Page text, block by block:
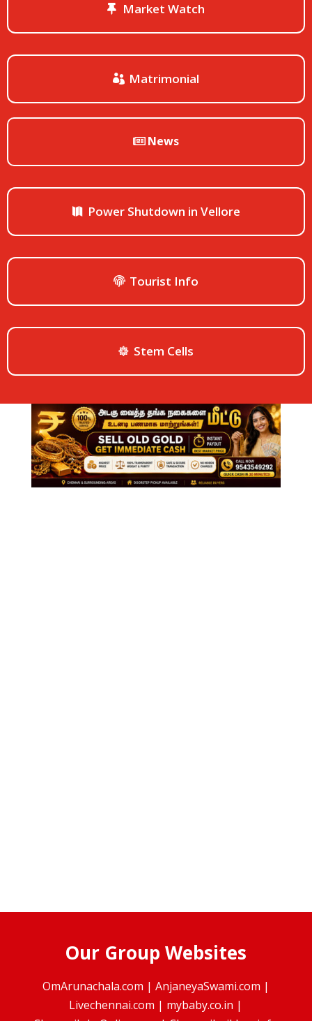
Market Watch
Matrimonial
News
Power Shutdown in Vellore
Tourist Info
Stem Cells
Our Group Websites
OmArunachala.com | AnjaneyaSwami.com |
Livechennai.com | mybaby.co.in |